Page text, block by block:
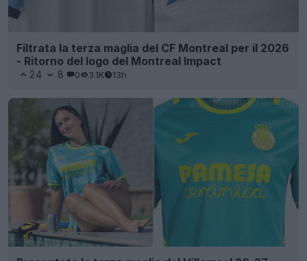
Filtrata la terza maglia del CF Montreal per il 2026
- Ritorno del logo del Montreal Impact
24 8 0 3.1K 13h